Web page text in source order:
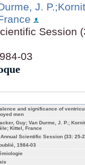
J. P.
Session
03
and significance of
men
Guy; Van Durme, J. P.;
Kittel, France
Scientific Session (33: 25-
1984-03